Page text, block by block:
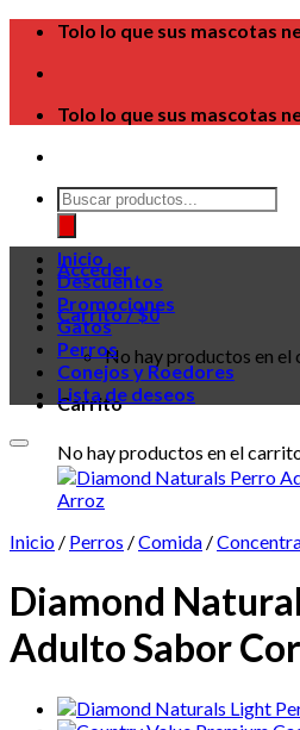
Skip
content
Tolo lo que sus mascotas
Tolo lo que sus mascotas
Búsqueda
de
productos
Acceder
Carrito /$0
No hay productos en el
Carrito
No hay productos en el
Inicio
Descuentos
Promociones
Gatos
Perros
Conejos y Roedores
Lista de deseos
Inicio / Perros /Comida /
Diamond
Adulto Sabor